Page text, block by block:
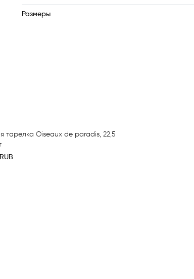
Размеры
тарелка Oiseaux de paradis, 22,5
RUB